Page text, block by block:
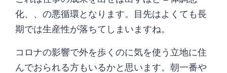
化、、の悪循環となります。目先はよくても長
期では生産性が落ちてしまいますね。
コロナの影響で外を歩くのに気を使う立地に住
んでおられる方もいるかと思います。朝一番や